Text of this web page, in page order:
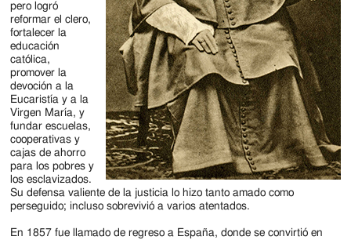
pero logró
reformar el clero,
fortalecer la
educación
católica,
promover la
devoción a la
Eucaristía y a la
Virgen María, y
fundar escuelas,
cooperativas y
cajas de ahorro
para los pobres y
los esclavizados.
Su defensa valiente de la justicia lo hizo tanto amado como
perseguido; incluso sobrevivió a varios atentados.
En 1857 fue llamado de regreso a España, donde se convirtió en